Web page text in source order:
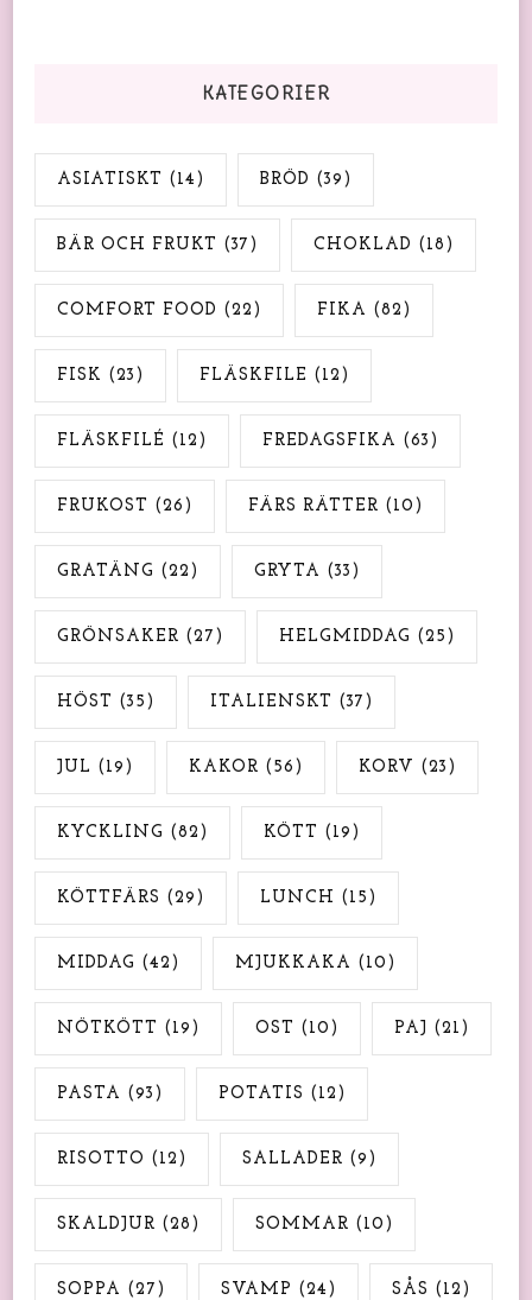
KATEGORIER
ASIATISKT (14) BRÖD (39)
BÄR OCH FRUKT (37) CHOKLAD (18)
COMFORT FOOD (22) FIKA (82)
FISK (23) FLÄSKFILE (12)
FLÄSKFILÉ (12) FREDAGSFIKA (63)
FRUKOST (26) FÄRS RÄTTER (10)
GRATÄNG (22) GRYTA (33)
GRÖNSAKER (27) HELGMIDDAG (25)
HÖST (35) ITALIENSKT (37)
JUL (19) KAKOR (56) KORV (23)
KYCKLING (82) KÖTT (19)
KÖTTFÄRS (29) LUNCH (15)
MIDDAG (42) MJUKKAKA (10)
NÖTKÖTT (19) OST (10) PAJ (21)
PASTA (93) POTATIS (12)
RISOTTO (12) SALLADER (9)
SKALDJUR (28) SOMMAR (10)
SOPPA (27) SVAMP (24) SÅS (12)